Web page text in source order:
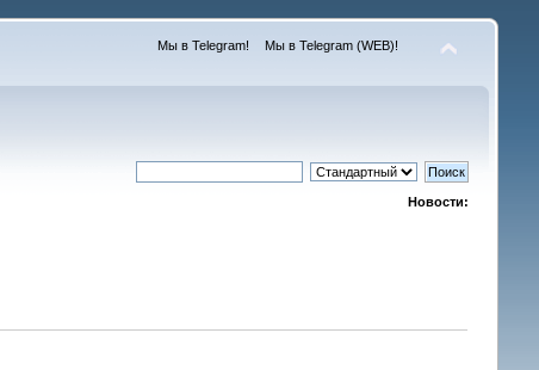
Мы в Telegram! Мы в Telegram (WEB)!
Новости: